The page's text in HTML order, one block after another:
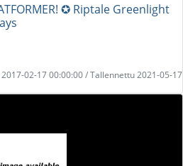
✪ Riptale Greenlight
2017-02-17 00:00:00 / Tallennettu 2021-05-17